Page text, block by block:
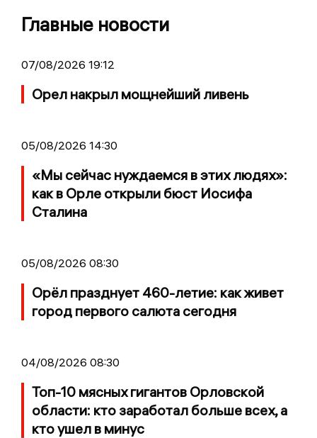
Главные новости
07/08/2026 19:12
Орел накрыл мощнейший ливень
05/08/2026 14:30
«Мы сейчас нуждаемся в этих людях»:
как в Орле открыли бюст Иосифа
Сталина
05/08/2026 08:30
Орёл празднует 460-летие: как живет
город первого салюта сегодня
04/08/2026 08:30
Топ-10 мясных гигантов Орловской
области: кто заработал больше всех, а
кто ушел в минус